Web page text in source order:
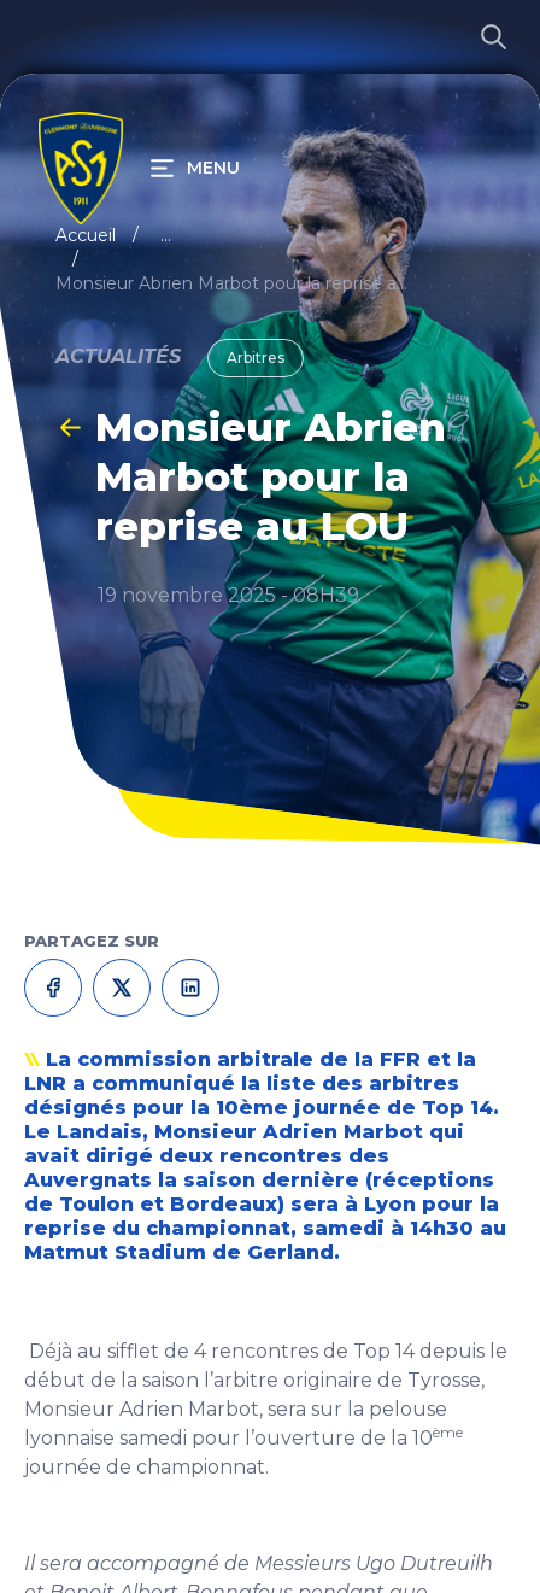
RECHERCHER
MENU
Accueil ...
Monsieur Abrien Marbot pour la reprise au LOU
ACTUALITÉS Arbitres
Monsieur Abrien
Marbot pour la
reprise au LOU
19 novembre 2025 - 08H39
PARTAGEZ SUR
La commission arbitrale de la FFR et la
LNR a communiqué la liste des arbitres
désignés pour la 10ème journée de Top 14.
Le Landais, Monsieur Adrien Marbot qui
avait dirigé deux rencontres des
Auvergnats la saison dernière (réceptions
de Toulon et Bordeaux) sera à Lyon pour la
reprise du championnat, samedi à 14h30 au
Matmut Stadium de Gerland.
Déjà au sifflet de 4 rencontres de Top 14 depuis le
début de la saison l’arbitre originaire de Tyrosse,
Monsieur Adrien Marbot, sera sur la pelouse
lyonnaise samedi pour l’ouverture de la 10ème
journée de championnat.
Il sera accompagné de Messieurs Ugo Dutreuilh